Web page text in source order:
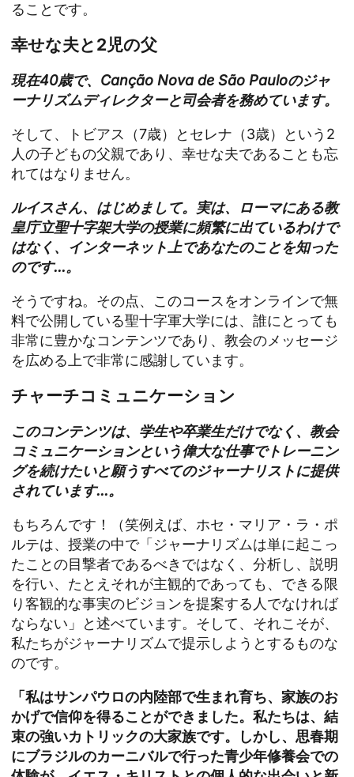
ることです。
幸せな夫と2児の父
現在40歳で、Canção Nova de São Pauloのジャ
ーナリズムディレクターと司会者を務めています。
そして、トビアス（7歳）とセレナ（3歳）という2
人の子どもの父親であり、幸せな夫であることも忘
れてはなりません。
ルイスさん、はじめまして。実は、ローマにある教
皇庁立聖十字架大学の授業に頻繁に出ているわけで
はなく、インターネット上であなたのことを知った
のです...。
そうですね。その点、このコースをオンラインで無
料で公開している聖十字軍大学には、誰にとっても
非常に豊かなコンテンツであり、教会のメッセージ
を広める上で非常に感謝しています。
チャーチコミュニケーション
このコンテンツは、学生や卒業生だけでなく、教会
コミュニケーションという偉大な仕事でトレーニン
グを続けたいと願うすべてのジャーナリストに提供
されています...。
もちろんです！（笑例えば、ホセ・マリア・ラ・ポ
ルテは、授業の中で「ジャーナリズムは単に起こっ
たことの目撃者であるべきではなく、分析し、説明
を行い、たとえそれが主観的であっても、できる限
り客観的な事実のビジョンを提案する人でなければ
ならない」と述べています。そして、それこそが、
私たちがジャーナリズムで提示しようとするものな
のです。
「私はサンパウロの内陸部で生まれ育ち、家族のお
かげで信仰を得ることができました。私たちは、結
束の強いカトリックの大家族です。しかし、思春期
にブラジルのカーニバルで行った青少年修養会での